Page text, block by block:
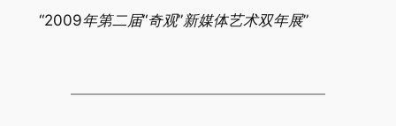
“2009年第二届“奇观”新媒体艺术双年展”